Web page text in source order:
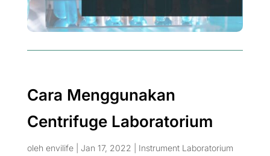
Cara Menggunakan
Centrifuge Laboratorium
oleh envilife| Jan 17, 2022 Instrument Laboratorium